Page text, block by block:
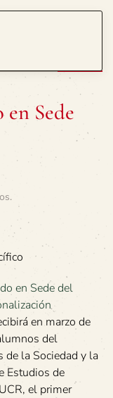
Sede
.
en marzo de
del
de la Sociedad y la
Estudios de
el primer